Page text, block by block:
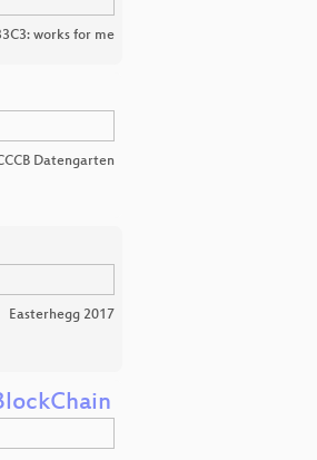
works for me
Datengarten
Easterhegg 2017